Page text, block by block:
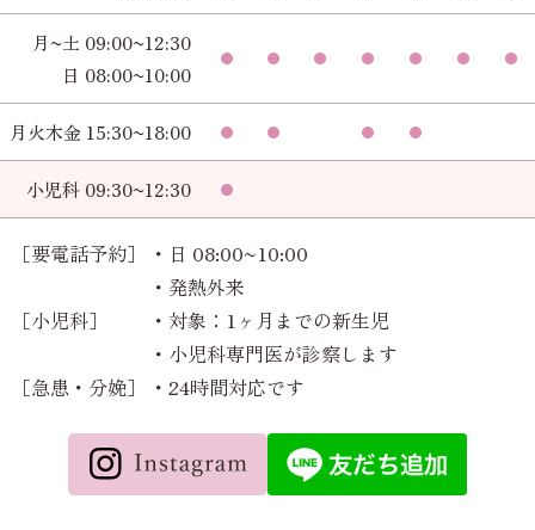
月~土 09:00~12:30
日 08:00~10:00
月火木金 15:30~18:00
小児科 09:30~12:30
［要電話予約］
・日 08:00~10:00
・発熱外来
［小児科］
・対象：1ヶ月までの新生児
・小児科専門医が診察します
［急患・分娩］
・24時間対応です